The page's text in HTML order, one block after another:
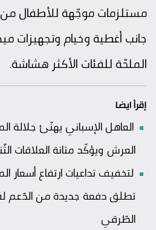
مستلزمات موجّهة للأطفال من
جانب أغطية وخيام وتجهيزات
الملحّة للفئات الأكثر هشاشة.
إقرأ ايضا
العاهل الإسباني يهنّئ
العرش ويؤكّد متانة العلاقات
لتخفيف تداعيات ارتفاع أسعار
تطلق دفعة جديدة من الدّعم
الطّرقي